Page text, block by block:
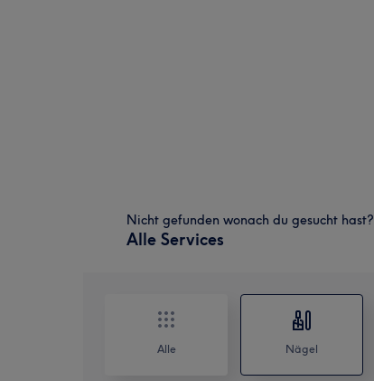
Nicht gefunden wonach du gesucht hast?
Alle Services
Alle Nägel